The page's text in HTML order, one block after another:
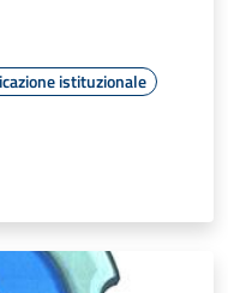
istituzionale